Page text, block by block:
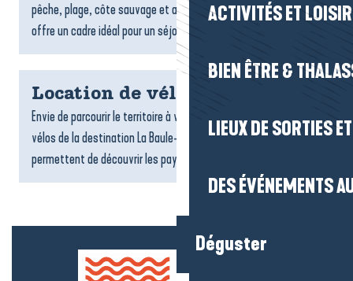
ACTIVITÉS ET
BIEN ÊTRE &
LIEUX DE SORTIES
DES ÉVÉNEMENTS
Déguster
pêche, plage, côte sauvage et ambiance maritime, la commune
offre un cadre idéal pour un séjour authentique face à...
Location de vélos
Envie de parcourir le territoire à votre rythme ? Les loueurs de
vélos de la destination La Baule-Presqu’île de Guérande vous
permettent de découvrir les paysages, les villages...